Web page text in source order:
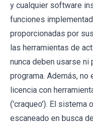
y cualquier software
funciones
proporcionadas por
las herramientas de
nunca deben usarse ni
programa. Además,
licencia con
('craqueo'). El sistema
escaneado en busca